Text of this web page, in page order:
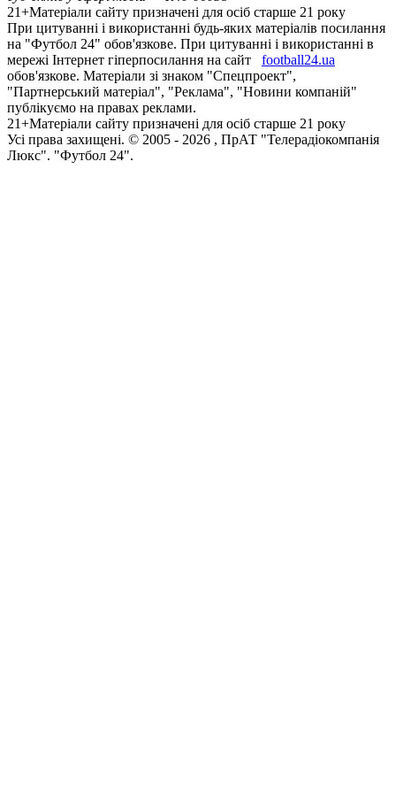
21+Матеріали сайту призначені для осіб старше 21 року
При цитуванні і використанні будь-яких матеріалів посилання
на "Футбол 24" обов'язкове. При цитуванні і використанні в
мережі Інтернет гіперпосилання на сайт
football24.ua
обов'язкове. Матеріали зі знаком "Спецпроект",
"Партнерський матеріал", "Реклама", "Новини компаній"
публікуємо на правах реклами.
21+Матеріали сайту призначені для осіб старше 21 року
Усi права захищенi. © 2005 - 2026 , ПрАТ "Телерадіокомпанія
Люкс". "Футбол 24".